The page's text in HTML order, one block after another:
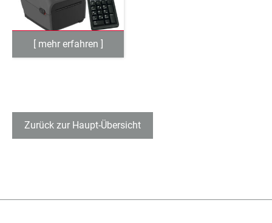
Zurück zur Haupt-Übersicht